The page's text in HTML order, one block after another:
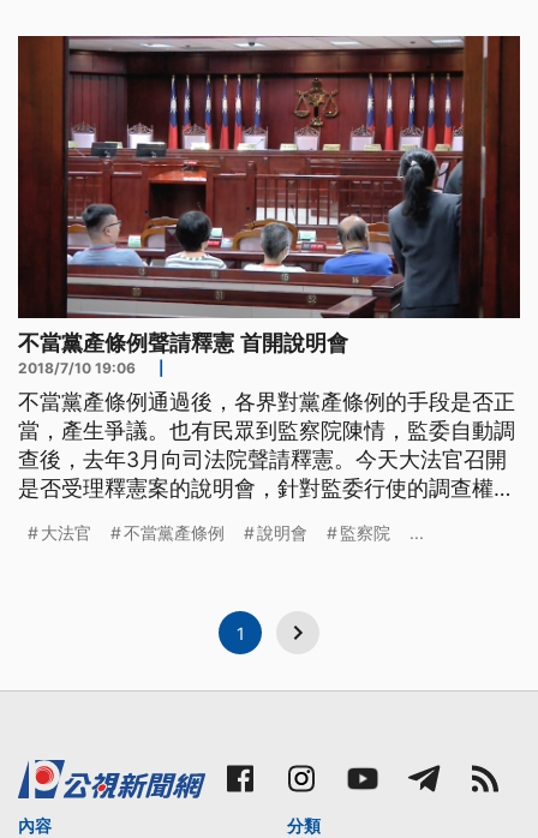
草案裡面有提議，要讓監察院有專屬的違憲聲請權，
不過五五
不當黨產條例聲請釋憲 首開說明會
2018/7/10 19:06
不當黨產條例通過後，各界對黨產條例的手段是否正
當，產生爭議。也有民眾到監察院陳情，監委自動調
查後，去年3月向司法院聲請釋憲。今天大法官召開
是否受理釋憲案的說明會，針對監委行使的調查權，
防。 監察院針對不當黨產處理條例行使調查權，過
疑義，10號在憲法法庭召開說明會
大法官 不當黨產條例 說明會 監察院 ...
1
內容
分類